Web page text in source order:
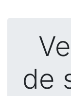
de